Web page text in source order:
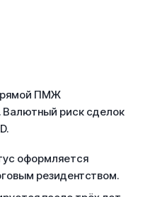
ПМЖ
Валютный риск сделок
оформляется
резидентством.